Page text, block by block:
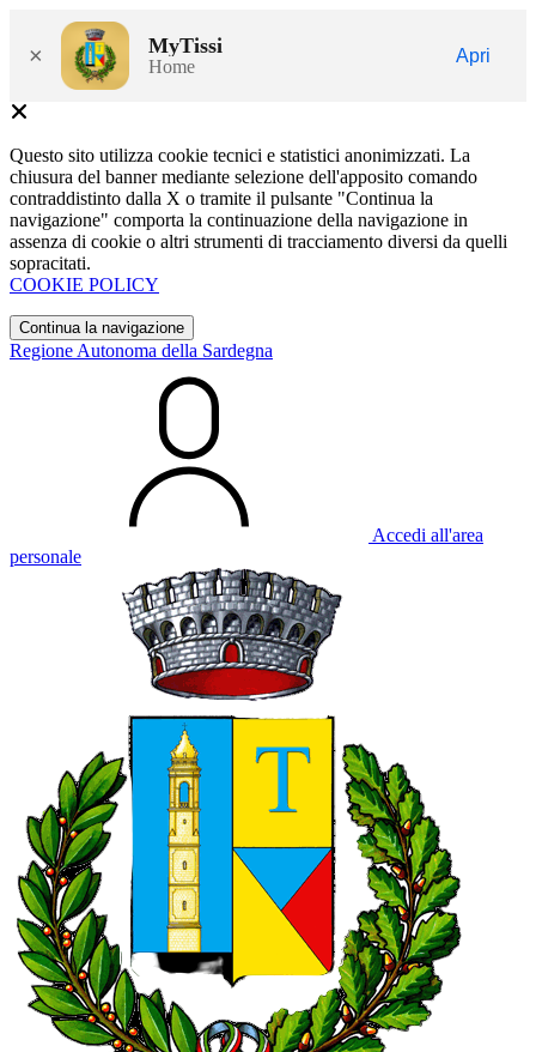
× MyTissi
Home
Apri
Questo sito utilizza cookie tecnici e statistici anonimizzati. La
chiusura del banner mediante selezione dell'apposito comando
contraddistinto dalla X o tramite il pulsante "Continua la
navigazione" comporta la continuazione della navigazione in
assenza di cookie o altri strumenti di tracciamento diversi da quelli
sopracitati.
COOKIE POLICY
Continua la navigazione
Regione Autonoma della Sardegna
Accedi all'area
personale